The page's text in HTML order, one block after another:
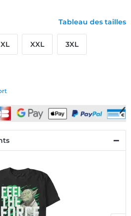
Tableau des tailles
XL XXL 3XL